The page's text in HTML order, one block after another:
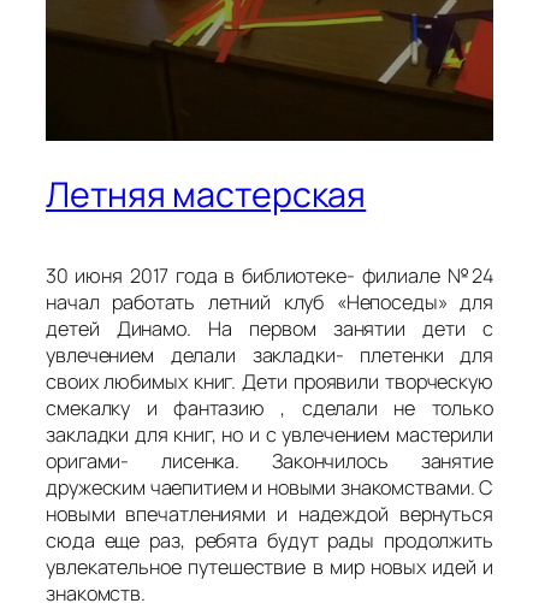
Летняя мастерская
30 июня 2017 года в библиотеке- филиале №24
начал работать летний клуб «Непоседы» для
детей Динамо. На первом занятии дети с
увлечением делали закладки- плетенки для
своих любимых книг. Дети проявили творческую
смекалку и фантазию , сделали не только
закладки для книг, но и с увлечением мастерили
оригами- лисенка. Закончилось занятие
дружеским чаепитием и новыми знакомствами. С
новыми впечатлениями и надеждой вернуться
сюда еще раз, ребята будут рады продолжить
увлекательное путешествие в мир новых идей и
знакомств.